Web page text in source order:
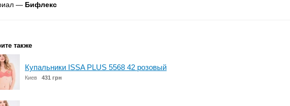
— Бифлекс
также
Купальники ISSA PLUS 5568 42 розовый
Киев 431 грн